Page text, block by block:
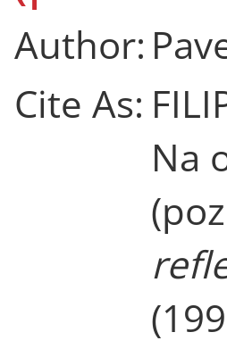
Author:
Cite As:
Na